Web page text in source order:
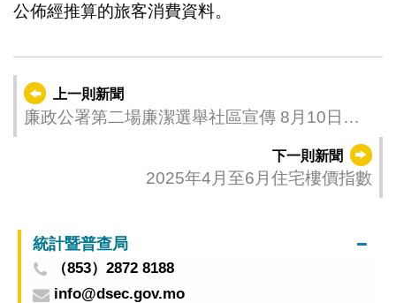
公佈經推算的旅客消費資料。
上一則新聞
廉政公署第二場廉潔選舉社區宣傳 8月10日祐
下一則新聞
2025年4月至6月住宅樓價指數
統計暨普查局
（853）2872 8188
info@dsec.gov.mo